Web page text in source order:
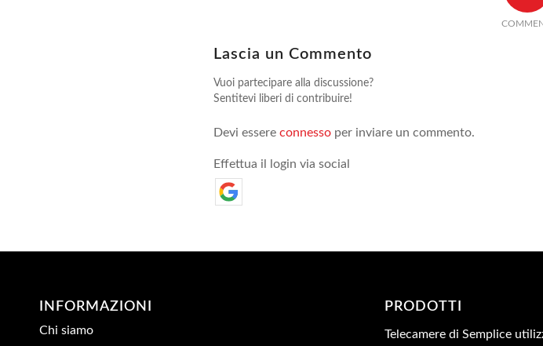
Lascia un Commento
Vuoi partecipare alla discussione?
Sentitevi liberi di contribuire!
Devi essere connesso per inviare un commento.
Effettua il login via social
INFORMAZIONI
Chi siamo
PRODOTTI
Telecamere di Semplice